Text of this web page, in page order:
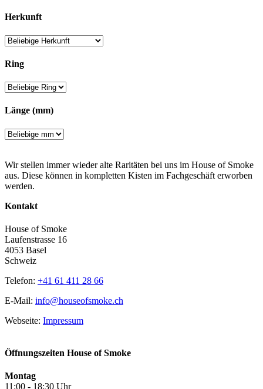
Herkunft
Ring
Länge (mm)
Wir stellen immer wieder alte Raritäten bei uns im House of Smoke
aus. Diese können in kompletten Kisten im Fachgeschäft erworben
werden.
Kontakt
House of Smoke
Laufenstrasse 16
4053 Basel
Schweiz
Telefon: +41 61 411 28 66
E-Mail: info@houseofsmoke.ch
Webseite: Impressum
Öffnungszeiten House of Smoke
Montag
11:00 - 18:30 Uhr